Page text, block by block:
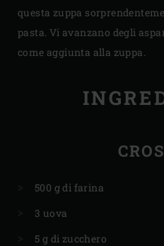
questa zuppa
pasta. Vi avanzano degli
come aggiunta alla zuppa.
500 g di farina
3 uova
5 g di zucchero